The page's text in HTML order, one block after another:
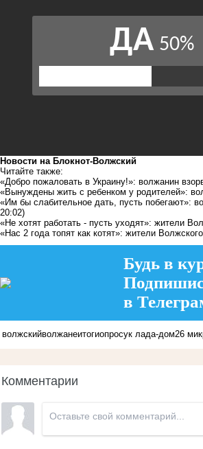
Новости на Блoкнoт-Волжский
Читайте также:
«Добро пожаловать в Украину!»: волжанин
«Вынуждены жить с ребенком у родителей»:
«Им бы слабительное дать, пусть побегают»:
20:02)
«Не хотят работать - пусть уходят»: жители
«Нас 2 года топят как котят»: жители
Будь в
в
волжскийволжанеитогиопросук лада-дом26
Комментарии